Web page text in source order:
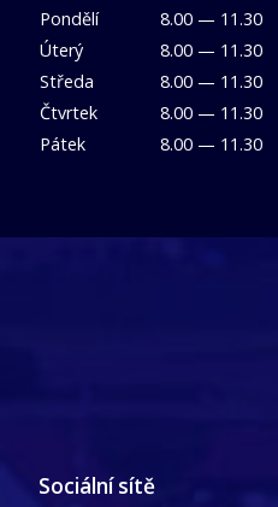
Pondělí
8.00 — 11.30
Úterý
8.00 — 11.30
Středa
8.00 — 11.30
Čtvrtek
8.00 — 11.30
Pátek
8.00 — 11.30
Sociální sítě